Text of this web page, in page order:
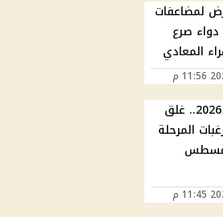
لمضاعفات
صرع
المعادي
تنسيق الجامعات 2026.. غلق
المرحلة
الأحد 9 أغسطس